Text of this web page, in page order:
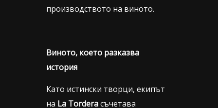
производството на виното.
Виното, което разказва
история
Като истински творци, екипът
на La Torderaсъчетава